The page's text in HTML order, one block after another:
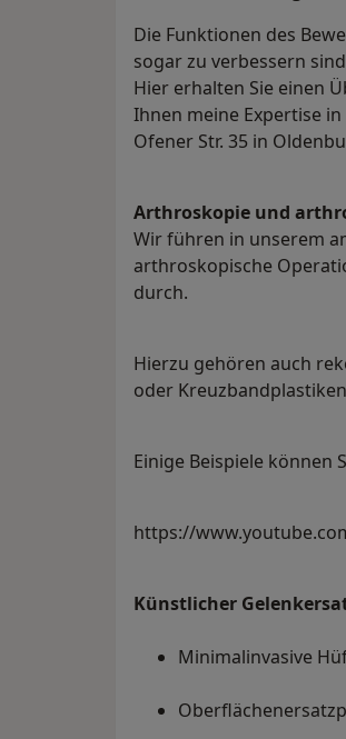
Die Funktionen des
sogar zu verbessern
Hier erhalten Sie einen
Ihnen meine Expertise
Ofener Str. 35 in
Arthroskopie und
Wir führen in unserem
arthroskopische
durch.
Hierzu gehören auch
oder
Einige Beispiele können
https://
Künstlicher
Minimalinvasive